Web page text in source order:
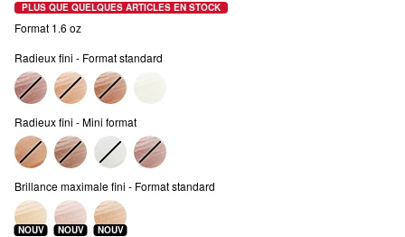
PLUS QUE QUELQUES ARTICLES EN STOCK
Format 1.6 oz
Radieux fini - Format standard
Radieux fini - Mini format
Brillance maximale fini - Format standard
NOUV NOUV NOUV